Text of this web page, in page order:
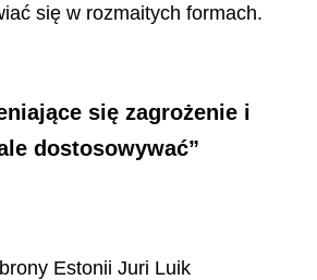
się w rozmaitych formach.
się zagrożenie i
dostosowywać”
Estonii Juri Luik